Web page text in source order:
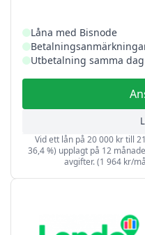
Låna med Bisnode
Utbetalning samma dag
Vid ett lån på 20 000 kr till
36,4 %) upplagt på 12
avgifter. (1 964 kr/